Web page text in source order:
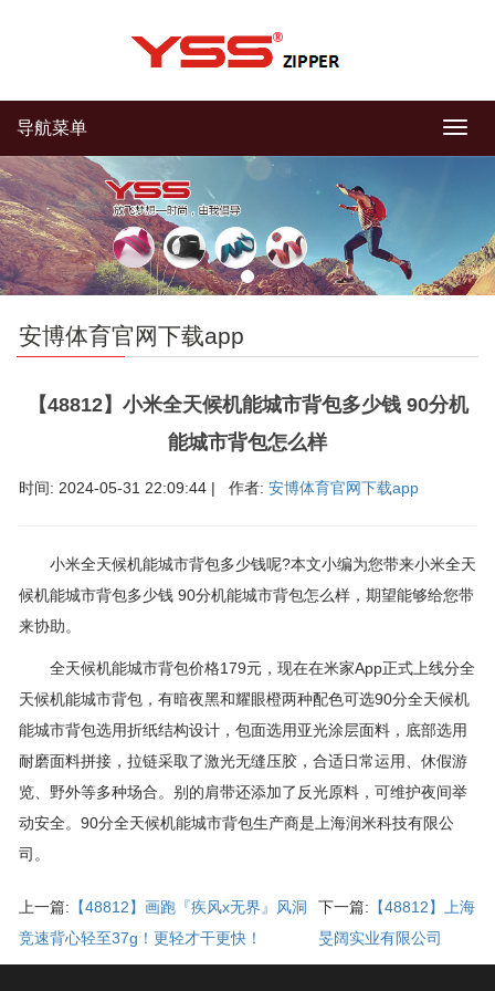
导
导航菜单
安博体育官网下载app
【48812】小米全天候机能城市背包多少钱 90分机
能城市背包怎么样
时间: 2024-05-31 22:09:44 | 作者: 安博体育官网下载app
小米全天候机能城市背包多少钱呢?本文小编为您带来小米全天
候机能城市背包多少钱 90分机能城市背包怎么样，期望能够给您带
来协助。
全天候机能城市背包价格179元，现在在米家App正式上线分全
天候机能城市背包，有暗夜黑和耀眼橙两种配色可选90分全天候机
能城市背包选用折纸结构设计，包面选用亚光涂层面料，底部选用
耐磨面料拼接，拉链采取了激光无缝压胶，合适日常运用、休假游
览、野外等多种场合。别的肩带还添加了反光原料，可维护夜间举
动安全。90分全天候机能城市背包生产商是上海润米科技有限公
司。
上一篇: 【48812】画跑『疾风x无界』风洞
竞速背心轻至37g！更轻才干更快！
下一篇: 【48812】上海
旻阔实业有限公司